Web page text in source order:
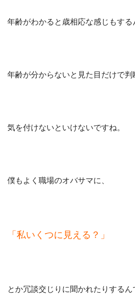
年齢がわかると歳相応な感じもする
年齢が分からないと見た目だけで判
気を付けないといけないですね。
僕もよく職場のオバサマに、
「私いくつに見える？」
とか冗談交じりに聞かれたりするん